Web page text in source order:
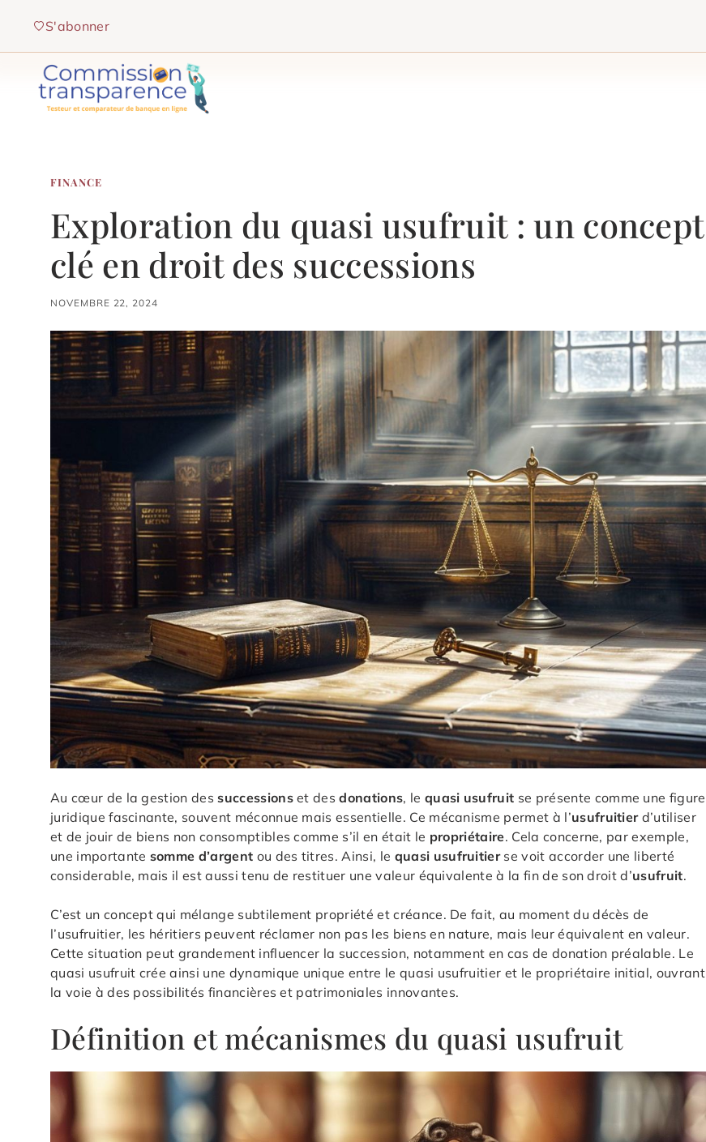
contenu
S'abonner
FINANCE
Exploration du quasi usufruit : un concept
clé en droit des successions
NOVEMBRE 22, 2024
Au cœur de la gestion dessuccessionset desdonations, le quasi usufruit se présente comme une figure
juridique fascinante, souvent méconnue mais essentielle. Ce mécanisme permet à l’usufruitierd’utiliser
et de jouir de biens non consomptibles comme s’il en était le propriétaire. Cela concerne, par exemple,
une importante somme d’argent ou des titres. Ainsi, le quasi usufruitierse voit accorder une liberté
considerable, mais il est aussi tenu de restituer une valeur équivalente à la fin de son droit d’usufruit.
C’est un concept qui mélange subtilement propriété et créance. De fait, au moment du décès de
l’usufruitier, les héritiers peuvent réclamer non pas les biens en nature, mais leur équivalent en valeur.
Cette situation peut grandement influencer la succession, notamment en cas de donation préalable. Le
quasi usufruit crée ainsi une dynamique unique entre le quasi usufruitier et le propriétaire initial, ouvrant
la voie à des possibilités financières et patrimoniales innovantes.
Définition et mécanismes du quasi usufruit